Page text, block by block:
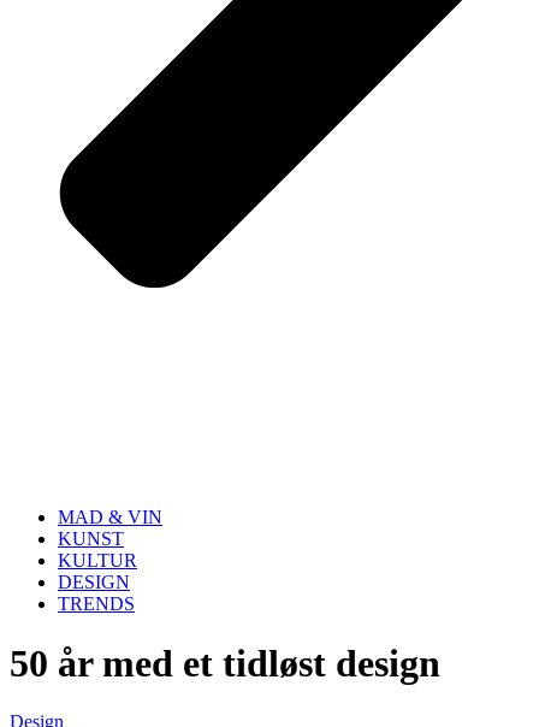
MAD & VIN
KUNST
KULTUR
DESIGN
TRENDS
50 år med et tidløst design
Design